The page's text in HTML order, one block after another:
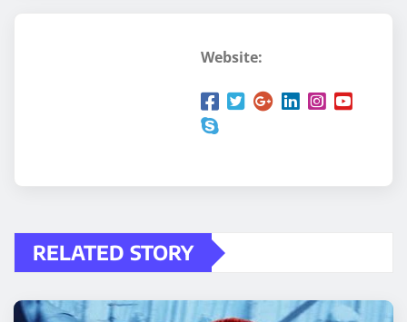
Website:
RELATED STORY